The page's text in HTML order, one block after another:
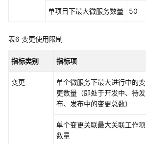
单项目下最大微服务数量 50
表6 变更使用限制
指标类别 指标项
变更
单个微服务下最大进行中的变
更数量（即处于开发中、待发
布、发布中的变更总数）
单个变更关联最大关联工作项
数量